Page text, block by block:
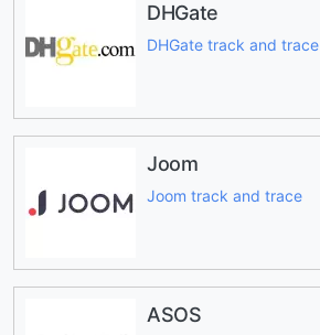
DHGate
DHGate track and trace
Joom
Joom track and trace
ASOS